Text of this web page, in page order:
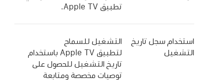
تطبيق Apple TV
.
استخدام سجل تاريخ
التشغيل
التشغيل للسماح
لتطبيق Apple TV
باستخدام
تاريخ التشغيل للحصول على
توصيات مخصصة ومتابعة